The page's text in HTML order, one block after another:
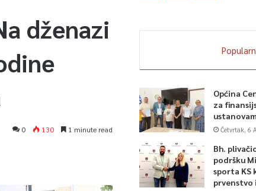
dženazi
0 130 1 minute read
Općina
za
Četvrtak, 6
Bh.
podršku
sporta KS
prvenstvo